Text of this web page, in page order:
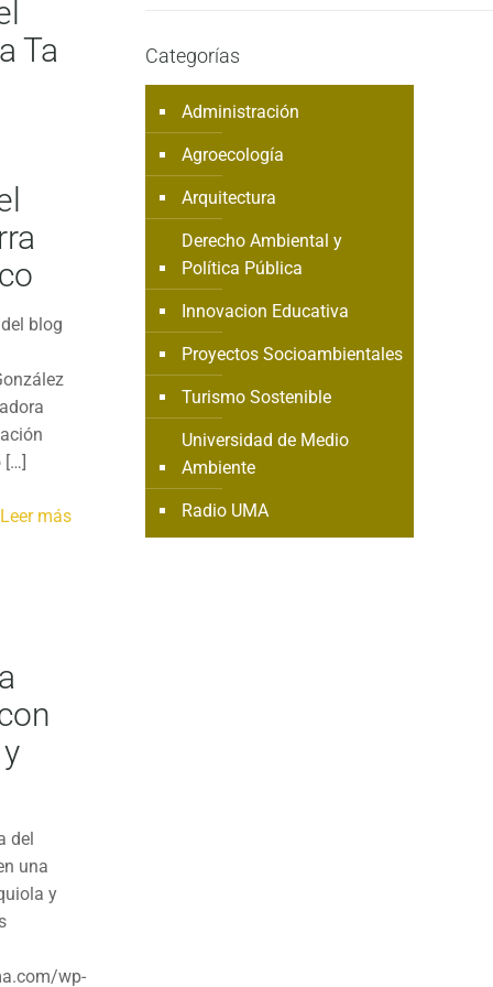
Ta
blog
[…]
Leer más
del
una
y
wp-
Categorías
Administración
Agroecología
Arquitectura
Derecho Ambiental y
Política Pública
Innovacion Educativa
Proyectos Socioambientales
Turismo Sostenible
Universidad de Medio
Ambiente
Radio UMA